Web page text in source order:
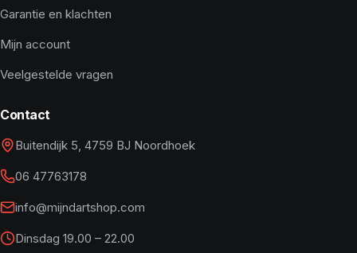
Garantie en klachten
Mijn account
Veelgestelde vragen
Contact
Buitendijk 5, 4759 BJ Noordhoek
06 47763178
info@mijndartshop.com
Dinsdag 19.00 – 22.00